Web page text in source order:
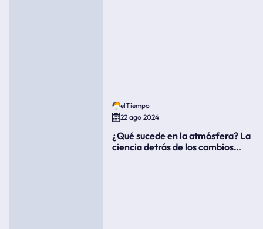
elTiempo
22 ago 2024
¿Qué sucede en la atmósfera? La
ciencia detrás de los cambios